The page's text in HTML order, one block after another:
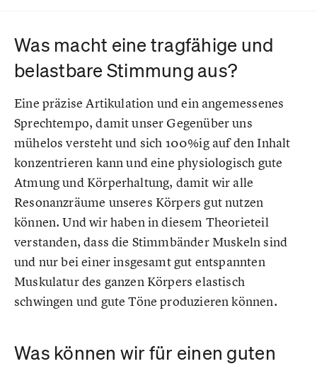
Was macht eine tragfähige und
belastbare Stimmung aus?
Eine präzise Artikulation und ein angemessenes
Sprechtempo, damit unser Gegenüber uns
mühelos versteht und sich 100%ig auf den Inhalt
konzentrieren kann und eine physiologisch gute
Atmung und Körperhaltung, damit wir alle
Resonanzräume unseres Körpers gut nutzen
können. Und wir haben in diesem Theorieteil
verstanden, dass die Stimmbänder Muskeln sind
und nur bei einer insgesamt gut entspannten
Muskulatur des ganzen Körpers elastisch
schwingen und gute Töne produzieren können.
Was können wir für einen guten